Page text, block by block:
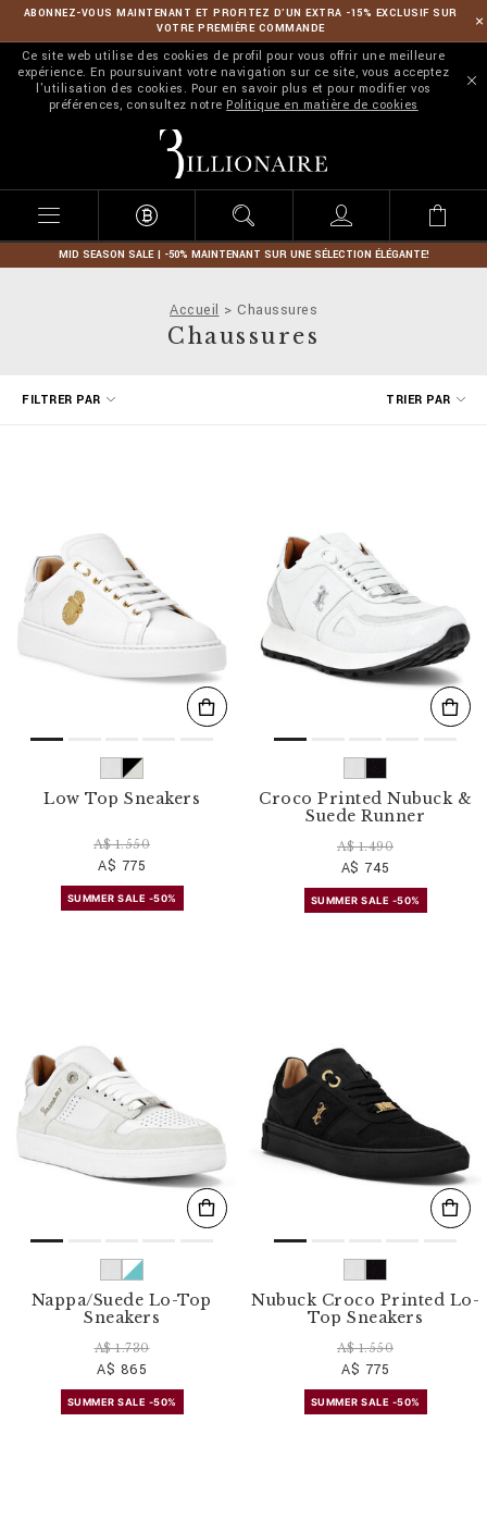
ABONNEZ-VOUS MAINTENANT ET PROFITEZ D’UN EXTRA -15% EXCLUSIF SUR
VOTRE PREMIÈRE COMMANDE
Ce site web utilise des cookies de profil pour vous offrir une meilleure
expérience. En poursuivant votre navigation sur ce site, vous acceptez
l'utilisation des cookies. Pour en savoir plus et pour modifier vos
préférences, consultez notre Politique en matière de cookies
l
l
o
n
MID SEASON SALE | -50% MAINTENANT SUR UNE SÉLECTION ÉLÉGANTE!
Accueil Chaussures
Chaussures
TRIER PAR
FILTRER PAR
Low Top Sneakers
A$ 1.550
A$ 775
SUMMER SALE -50%
Croco Printed Nubuck &
Suede Runner
A$ 1.490
A$ 745
SUMMER SALE -50%
Nappa/Suede Lo-Top
Sneakers
A$ 1.730
A$ 865
SUMMER SALE -50%
Nubuck Croco Printed Lo-
Top Sneakers
A$ 1.550
A$ 775
SUMMER SALE -50%